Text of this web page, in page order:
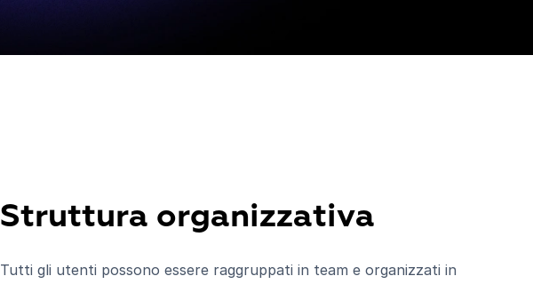
Struttura organizzativa
Tutti gli utenti possono essere raggruppati in team e organizzati in